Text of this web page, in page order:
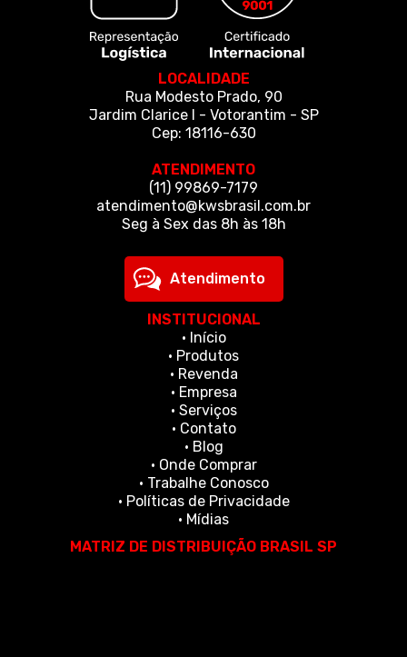
LOCALIDADE
Rua Modesto Prado, 90
Jardim Clarice I - Votorantim - SP
Cep: 18116-630
ATENDIMENTO
(11) 99869-7179
atendimento@kwsbrasil.com.br
Seg à Sex das 8h às 18h
Atendimento
INSTITUCIONAL
• Início
• Produtos
• Revenda
• Empresa
• Serviços
• Contato
• Blog
• Onde Comprar
• Trabalhe Conosco
• Políticas de Privacidade
• Mídias
MATRIZ DE DISTRIBUIÇÃO BRASIL SP